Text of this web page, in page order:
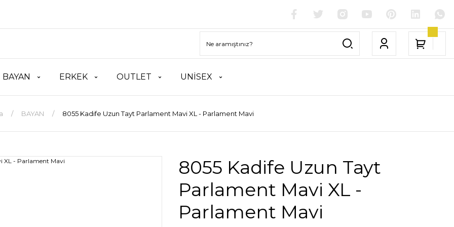
BAYAN ERKEK OUTLET UNİSEX
BAYAN 8055 Kadife Uzun Tayt Parlament Mavi XL - Parlament Mavi
8055 Kadife Uzun Tayt
Parlament Mavi XL -
Parlament Mavi